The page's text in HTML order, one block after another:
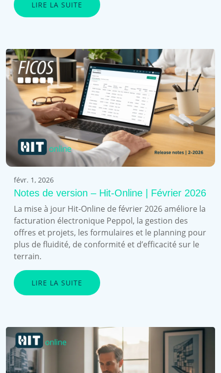
LIRE LA SUITE
févr. 1, 2026
Notes de version – Hit-Online | Février 2026
La mise à jour Hit-Online de février 2026 améliore la
facturation électronique Peppol, la gestion des
offres et projets, les formulaires et le planning pour
plus de fluidité, de conformité et d’efficacité sur le
terrain.
LIRE LA SUITE